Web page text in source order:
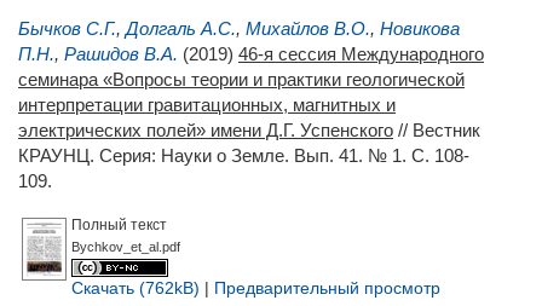
Бычков С.Г.,Долгаль А.С., Михайлов В.О., Новикова
П.Н., Рашидов В.А. (2019) 46-я сессия Международного
семинара «Вопросы теории и практики геологической
интерпретации гравитационных, магнитных и
электрических полей» имени Д.Г. Успенского // Вестник
КРАУНЦ. Серия: Науки о Земле. Вып. 41. № 1. С. 108-
109.
Полный текст
Bychkov_et_al.pdf
Скачать (762kB) | Предварительный просмотр